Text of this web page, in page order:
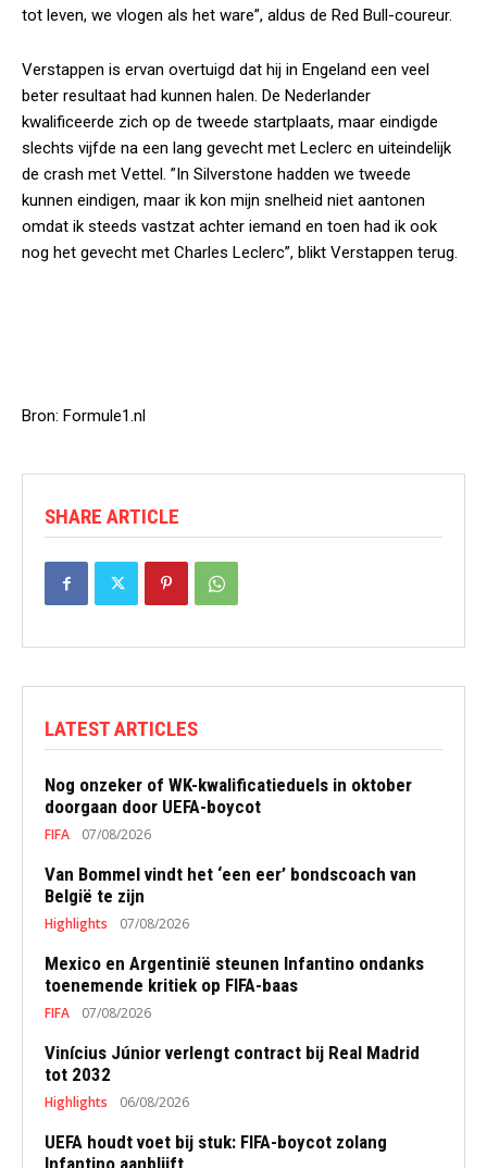
tot leven, we vlogen als het ware”, aldus de Red Bull-coureur.
Verstappen is ervan overtuigd dat hij in Engeland een veel
beter resultaat had kunnen halen. De Nederlander
kwalificeerde zich op de tweede startplaats, maar eindigde
slechts vijfde na een lang gevecht met Leclerc en uiteindelijk
de crash met Vettel. ”In Silverstone hadden we tweede
kunnen eindigen, maar ik kon mijn snelheid niet aantonen
omdat ik steeds vastzat achter iemand en toen had ik ook
nog het gevecht met Charles Leclerc”, blikt Verstappen terug.
Bron: Formule1.nl
SHARE ARTICLE
LATEST ARTICLES
Nog onzeker of WK-kwalificatieduels in oktober
doorgaan door UEFA-boycot
FIFA 07/08/2026
Van Bommel vindt het ‘een eer’ bondscoach van
België te zijn
Highlights 07/08/2026
Mexico en Argentinië steunen Infantino ondanks
toenemende kritiek op FIFA-baas
FIFA 07/08/2026
Vinícius Júnior verlengt contract bij Real Madrid
tot 2032
Highlights 06/08/2026
UEFA houdt voet bij stuk: FIFA-boycot zolang
Infantino aanblijft